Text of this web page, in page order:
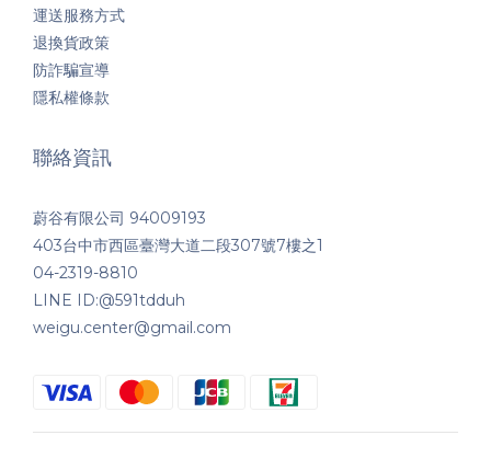
運送服務方式
退換貨政策
防詐騙宣導
隱私權條款
聯絡資訊
蔚谷有限公司 94009193
403台中市西區臺灣大道二段307號7樓之1
04-2319-8810
LINE ID:@591tdduh
weigu.center@gmail.com